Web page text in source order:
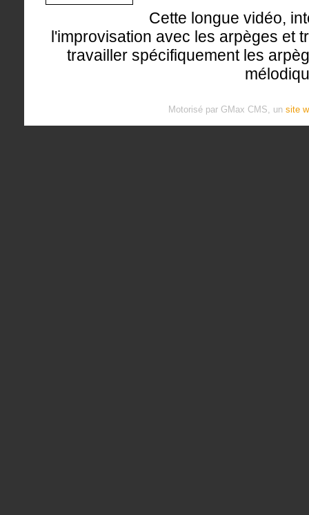
Cette longue vidéo,
l'improvisation avec les arpèges et
travailler spécifiquement les
Motorisé par GMax CMS, un site